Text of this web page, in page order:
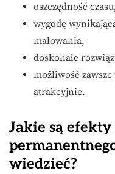
oszczędność
wygodę
malowania,
doskonałe
możliwość
atrakcyjnie.
Jakie są
wiedzieć?